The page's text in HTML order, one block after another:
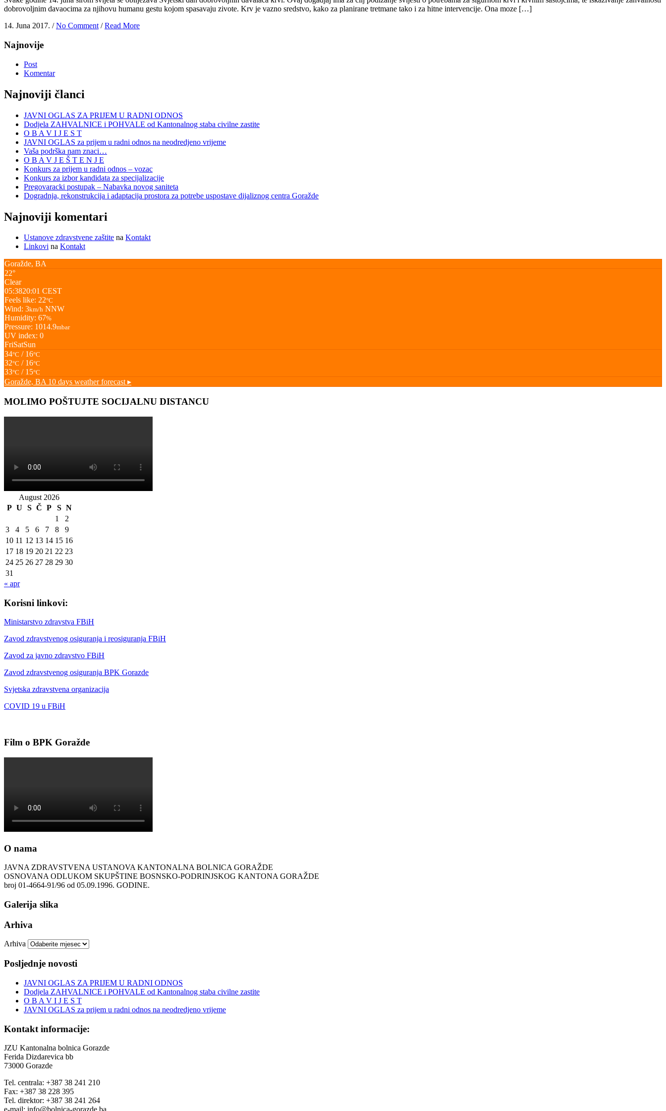
dobrovoljnim davaocima za njihovu humanu gestu kojom spasavaju zivote. Krv je vazno sredstvo, kako za planirane tretmane tako i za hitne intervencije. Ona moze […]
14. Juna 2017. /No Comment/Read More
Najnovije
Post
Komentar
Najnoviji članci
JAVNI OGLAS ZA PRIJEM U RADNI ODNOS
Dodjela ZAHVALNICE i POHVALE od Kantonalnog staba civilne zastite
O B A V I J E S T
JAVNI OGLAS za prijem u radni odnos na neodredjeno vrijeme
Vaša podrška nam znaci…
O B A V J E Š T E N J E
Konkurs za prijem u radni odnos – vozac
Konkurs za izbor kandidata za specijalizacije
Pregovaracki postupak – Nabavka novog saniteta
Dogradnja, rekonstrukcija i adaptacija prostora za potrebe uspostave dijaliznog centra Goražde
Najnoviji komentari
Ustanove zdravstvene zaštite na Kontakt
Linkovi na Kontakt
Goražde, BA
22°
Clear
05:3820:01 CEST
Feels like: 22°C
Wind: 3km/h NNW
Humidity: 67%
Pressure: 1014.9mbar
UV index: 0
FriSatSun
34°C / 16°C
32°C / 16°C
33°C / 15°C
Goražde, BA10 days weather forecast ▸
MOLIMO POŠTUJTE SOCIJALNU DISTANCU
August 2026
P U S Č P S N
1
2
3
4 5 6 7 8
9
10 11 12 13 14 15 16
17 18 19 20 21 22 23
24 25 26 27 28 29 30
31
« apr
Korisni linkovi:
Ministarstvo zdravstva FBiH
Zavod zdravstvenog osiguranja i reosiguranja FBiH
Zavod za javno zdravstvo FBiH
Zavod zdravstvenog osiguranja BPK Gorazde
Svjetska zdravstvena organizacija
COVID 19 u FBiH
Film o BPK Goražde
O nama
JAVNA ZDRAVSTVENA USTANOVA KANTONALNA BOLNICA GORAŽDE
OSNOVANA ODLUKOM SKUPŠTINE BOSNSKO-PODRINJSKOG KANTONA GORAŽDE
broj 01-4664-91/96 od 05.09.1996. GODINE.
Galerija slika
Arhiva
Arhiva
Posljednje novosti
JAVNI OGLAS ZA PRIJEM U RADNI ODNOS
Dodjela ZAHVALNICE i POHVALE od Kantonalnog staba civilne zastite
O B A V I J E S T
JAVNI OGLAS za prijem u radni odnos na neodredjeno vrijeme
Kontakt informacije:
JZU Kantonalna bolnica Gorazde
Ferida Dizdarevica bb
73000 Gorazde
Tel. centrala: +387 38 241 210
Fax: +387 38 228 395
Tel. direktor: +387 38 241 264